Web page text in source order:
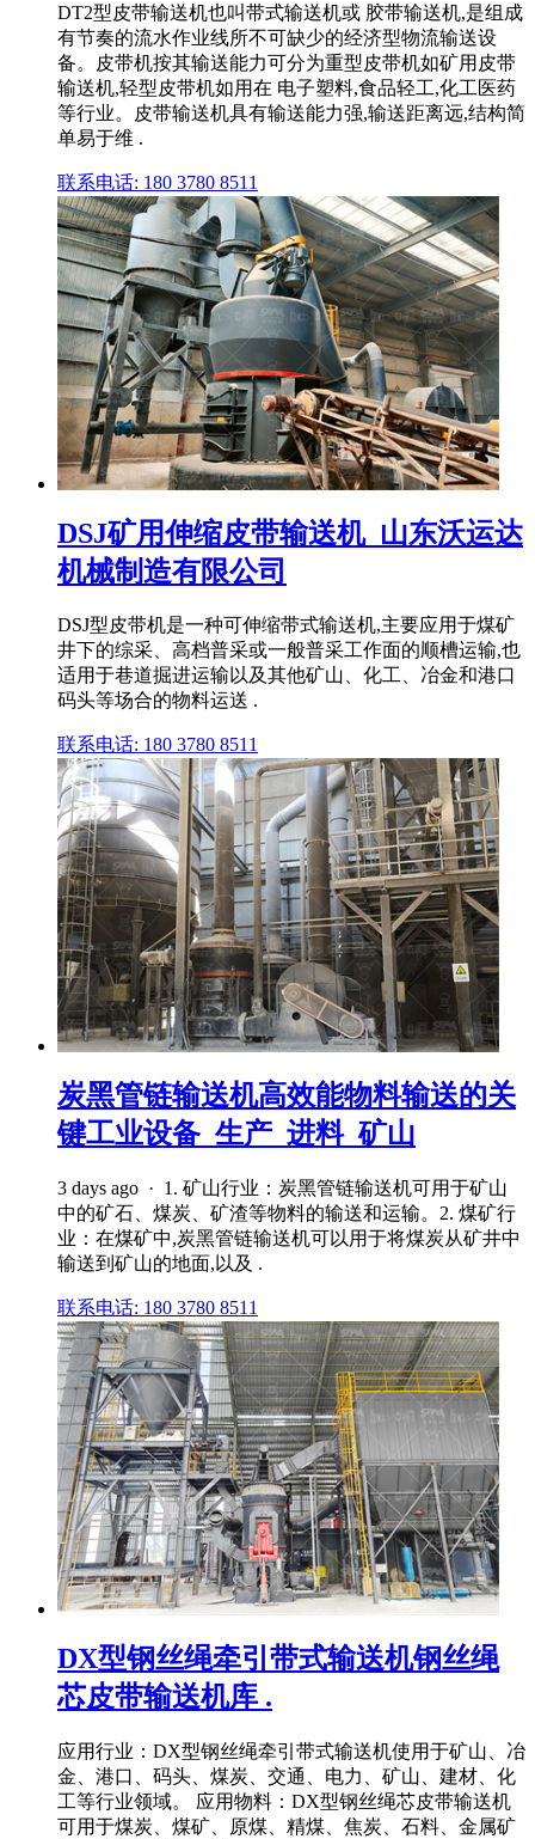
DT2型皮带输送机也叫带式输送机或 胶带输送机,是组成
有节奏的流水作业线所不可缺少的经济型物流输送设
备。皮带机按其输送能力可分为重型皮带机如矿用皮带
输送机,轻型皮带机如用在 电子塑料,食品轻工,化工医药
等行业。皮带输送机具有输送能力强,输送距离远,结构简
单易于维 .
联系电话: 180 3780 8511
DSJ矿用伸缩皮带输送机_山东沃运达
机械制造有限公司
DSJ型皮带机是一种可伸缩带式输送机,主要应用于煤矿
井下的综采、高档普采或一般普采工作面的顺槽运输,也
适用于巷道掘进运输以及其他矿山、化工、冶金和港口
码头等场合的物料运送 .
联系电话: 180 3780 8511
炭黑管链输送机高效能物料输送的关
键工业设备_生产_进料_矿山
3 days ago · 1. 矿山行业：炭黑管链输送机可用于矿山
中的矿石、煤炭、矿渣等物料的输送和运输。2. 煤矿行
业：在煤矿中,炭黑管链输送机可以用于将煤炭从矿井中
输送到矿山的地面,以及 .
联系电话: 180 3780 8511
DX型钢丝绳牵引带式输送机钢丝绳
芯皮带输送机库 .
应用行业：DX型钢丝绳牵引带式输送机使用于矿山、冶
金、港口、码头、煤炭、交通、电力、矿山、建材、化
工等行业领域。 应用物料：DX型钢丝绳芯皮带输送机
可用于煤炭、煤矿、原煤、精煤、焦炭、石料、金属矿